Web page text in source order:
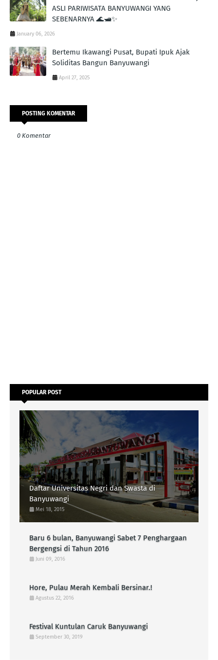
ASLI PARIWISATA BANYUWANGI YANG
SEBENARNYA 🌊🛥️✨
January 06, 2026
Bertemu Ikawangi Pusat, Bupati Ipuk Ajak
Soliditas Bangun Banyuwangi
April 27, 2025
POSTING KOMENTAR
0 Komentar
POPULAR POST
Daftar Universitas Negri dan Swasta di
Banyuwangi
Mei 18, 2015
Baru 6 bulan, Banyuwangi Sabet 7 Penghargaan
Bergengsi di Tahun 2016
Juni 09, 2016
Hore, Pulau Merah Kembali Bersinar.!
Agustus 22, 2016
Festival Kuntulan Caruk Banyuwangi
September 30, 2019